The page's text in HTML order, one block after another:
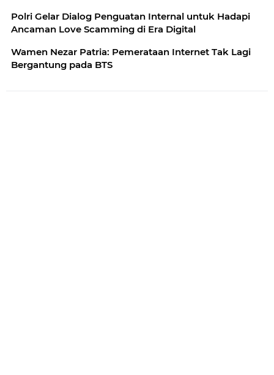
Polri Gelar Dialog Penguatan Internal untuk Hadapi
Ancaman Love Scamming di Era Digital
Wamen Nezar Patria: Pemerataan Internet Tak Lagi
Bergantung pada BTS